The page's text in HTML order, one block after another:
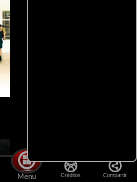
Menu Créditos Compartir